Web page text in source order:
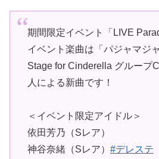
期間限定イベント「LIVE
イベント楽曲は「パジャマジ
Stage for Cinderella グループ
人による新曲です！
＜イベント限定アイドル＞
依田芳乃（Sレア）
神谷奈緒（Sレア） #デレステ